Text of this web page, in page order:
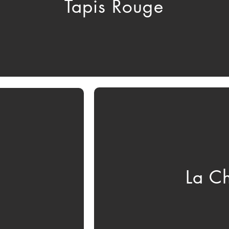
Tapis Rouge
La